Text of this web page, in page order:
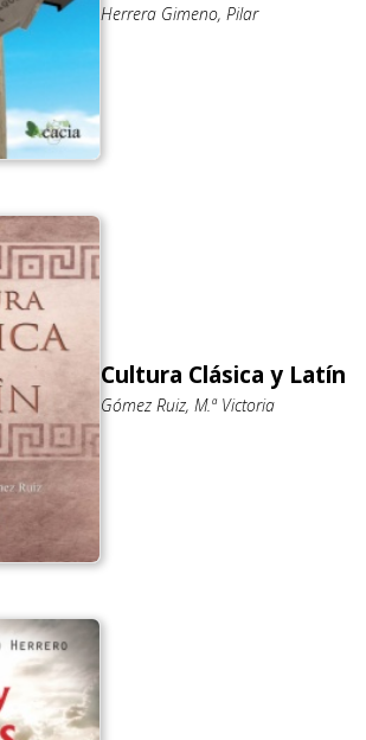
Herrera Gimeno, Pilar
Cultura Clásica y Latín
Gómez Ruiz, M.ª Victoria